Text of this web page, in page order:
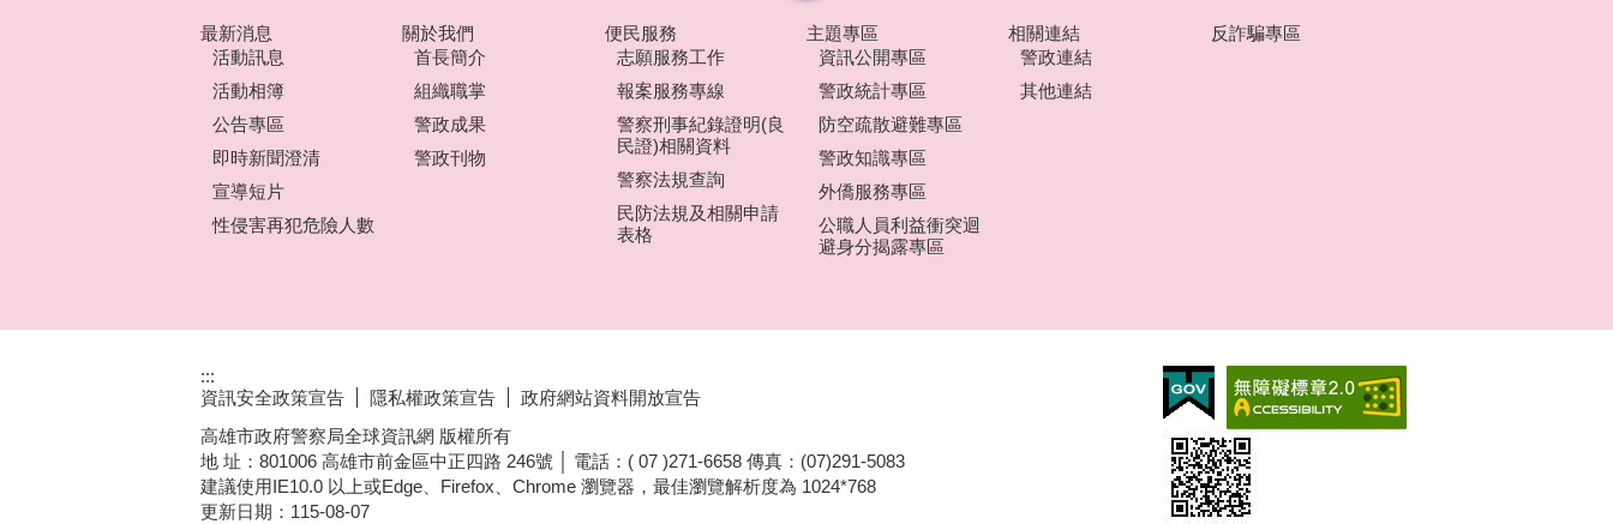
最新消息
活動訊息
活動相簿
公告專區
即時新聞澄清
宣導短片
性侵害再犯危險人數
關於我們
首長簡介
組織職掌
警政成果
警政刊物
便民服務
志願服務工作
報案服務專線
警察刑事紀錄證明(良
民證)相關資料
警察法規查詢
民防法規及相關申請
表格
主題專區
資訊公開專區
警政統計專區
防空疏散避難專區
警政知識專區
外僑服務專區
公職人員利益衝突迴
避身分揭露專區
相關連結
警政連結
其他連結
反詐騙專區
:::
資訊安全政策宣告
隱私權政策宣告
政府網站資料開放宣告
高雄市政府警察局全球資訊網 版權所有
地 址：801006 高雄市前金區中正四路 246號 │ 電話：( 07 )271-6658 傳真：(07)291-5083
建議使用IE10.0 以上或Edge、Firefox、Chrome 瀏覽器，最佳瀏覽解析度為 1024*768
更新日期： 115-08-07